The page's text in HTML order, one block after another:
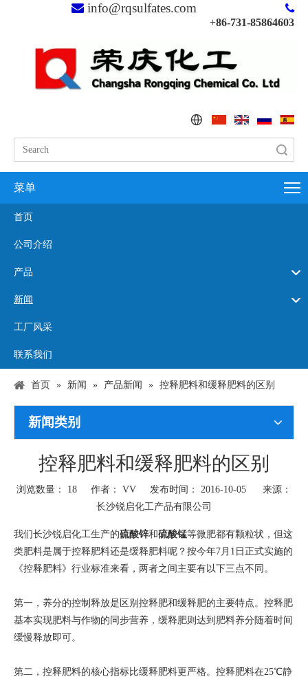
 info@rqsulfates.com 
+86-731-85864603
菜单
首页
公司介绍
产品
新闻
工厂风采
联系我们
首页 » 新闻 » 产品新闻 » 控释肥料和缓释肥料的区别
新闻类别
控释肥料和缓释肥料的区别
浏览数量： 18 作者： VV 发布时间： 2016-10-05 来源：
长沙锐启化工产品有限公司
["wechat","weibo","qzone","douban","email"]
我们长沙锐启化工生产的硫酸锌和硫酸锰等微肥都有颗粒状，但这
类肥料是属于控释肥料还是缓释肥料呢？按今年7月1日正式实施的
《控释肥料》行业标准来看，两者之间主要有以下三点不同。
第一，养分的控制释放是区别控释肥和缓释肥的主要特点。控释肥
基本实现肥料与作物的同步营养，缓释肥则达到肥料养分随着时间
缓慢释放即可。
第二，控释肥料的核心指标比缓释肥料更严格。控释肥料在25℃静